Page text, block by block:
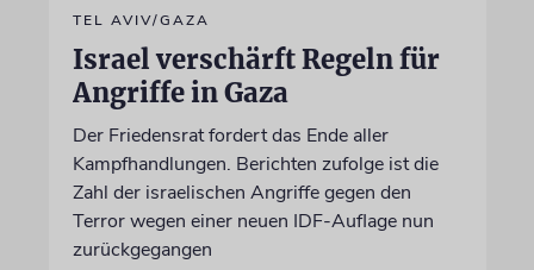
TEL AVIV/GAZA
Israel verschärft Regeln für
Angriffe in Gaza
Der Friedensrat fordert das Ende aller
Kampfhandlungen. Berichten zufolge ist die
Zahl der israelischen Angriffe gegen den
Terror wegen einer neuen IDF-Auflage nun
zurückgegangen